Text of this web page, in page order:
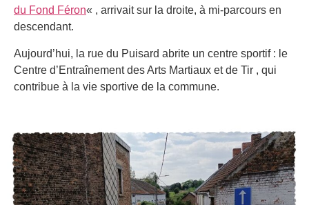
du Fond Féron« , arrivait sur la droite, à mi-parcours en
descendant.
Aujourd’hui, la rue du Puisard abrite un centre sportif : le
Centre d’Entraînement des Arts Martiaux et de Tir , qui
contribue à la vie sportive de la commune.